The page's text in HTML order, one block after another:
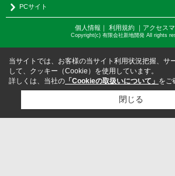
PCサイト
個人情報 利用規約｜ アクセス
Copyright(c) 有限会社新地開発 All rights
当サイトでは、お客様の当サイト利用状況把握、サ
して、クッキー（Cookie）を使用しています。
詳しくは、当社の 「Cookieの取扱いについて」 をご
閉じる